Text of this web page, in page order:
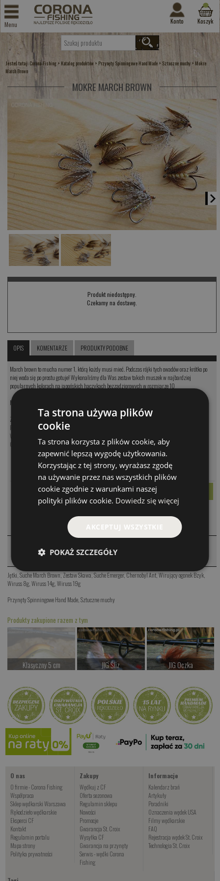
Menu Konto Koszyk
Jesteś tutaj: Corona-Fishing > Katalog produktów > Przynęty Spinningowe Hand Made > Sztuczne muchy > Mokre
March Brown
MOKRE MARCH BROWN
Produkt niedostępny.
Czekamy na dostawę.
OPIS KOMENTARZE PRODUKTY PODOBNE
March brown to mucha numer 1, którą każdy musi mieć. Podczas rójki tych owadów oraz krótko po
niej woda się po prostu gotuje! Wykonaliśmy dla Was zestaw takich muszek w najbardziej
popularnych kolorach na japońskich haczykach bezzadziorowych w rozmiarze 10
Mokra mucha March Brown zestaw 10szt
Zobacz nasze produkty:
Przynęty na klenia i jazia
Woblery na klenia i jazia
Obrotówki na klenia i jazia
CENA
March Brown
69.00 PLN PARAMETRY
KOMENTARZE ❮
PRODUKTY PODOBNE
Jętki ,Suche March Brown,Zestaw Skawa,Suche Emerger,Chernobyl Ant,Wirujący ogonek Bzyk
Wiruss 8g,Wiruss 14g,Wiruss 19g
Przynęty Spinningowe Hand Made ,Sztuczne muchy
Produkty zakupione razem z tym
Klasyczny 5 cm
Kup teraz >
JIG Śliz
Kup teraz >
JIG Oczka
Kup teraz >
JIG Muddler
od 14.00 PLN
Kup teraz >
O nas
O firmie - Corona Fishing
Współpraca
Sklep wędkarski Warszawa
Rękodzieło wędkarskie
Eksperci CF
Kontakt
Regulamin portalu
Mapa strony
Polityka prywatności
Zakupy
Wędkuj z CF
Oferta sezonowa
Regulamin sklepu
Nowości
Promocje
Gwarancja St. Croix
Wysyłka CF
Gwarancja na przynęty
Serwis - wędki Corona
Fishing
Informacje
Kalendarz brań
Artykuły
Poradniki
Oznaczenia wędek USA
Filmy wędkarskie
FAQ
Rejestracja wędek St. Croix
Technologia St. Croix
Ta strona używa plików
cookie
Ta strona korzysta z plików cookie, aby
zapewnić lepszą wygodę użytkowania.
Korzystając z tej strony, wyrażasz zgodę
na używanie przez nas wszystkich plików
cookie zgodnie z warunkami naszej
polityki plików cookie. Dowiedz się więcej
AKCEPTUJ WSZYSTKIE
POKAŻ SZCZEGÓŁY